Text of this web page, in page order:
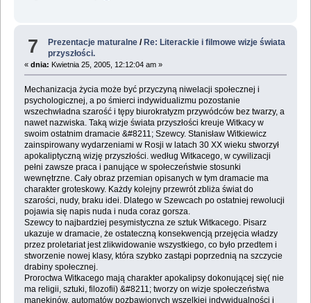
7 Prezentacje maturalne / Re: Literackie i filmowe wizje świata
przyszłości.
« dnia: Kwietnia 25, 2005, 12:12:04 am »
Mechanizacja życia może być przyczyną niwelacji społecznej i
psychologicznej, a po śmierci indywidualizmu pozostanie
wszechwładna szarość i tępy biurokratyzm przywódców bez twarzy, a
nawet nazwiska. Taką wizje świata przyszłości kreuje Witkacy w
swoim ostatnim dramacie &#8211; Szewcy. Stanisław Witkiewicz
zainspirowany wydarzeniami w Rosji w latach 30 XX wieku stworzył
apokaliptyczną wizję przyszłości. według Witkacego, w cywilizacji
pełni zawsze praca i panujące w społeczeństwie stosunki
wewnętrzne. Cały obraz przemian opisanych w tym dramacie ma
charakter groteskowy. Każdy kolejny przewrót zbliża świat do
szarości, nudy, braku idei. Dlatego w Szewcach po ostatniej rewolucji
pojawia się napis nuda i nuda coraz gorsza.
Szewcy to najbardziej pesymistyczna ze sztuk Witkacego. Pisarz
ukazuje w dramacie, że ostateczną konsekwencją przejęcia władzy
przez proletariat jest zlikwidowanie wszystkiego, co było przedtem i
stworzenie nowej klasy, która szybko zastąpi poprzednią na szczycie
drabiny społecznej.
Proroctwa Witkacego mają charakter apokalipsy dokonującej się( nie
ma religii, sztuki, filozofii) &#8211; tworzy on wizje społeczeństwa
manekinów, automatów pozbawionych wszelkiej indywidualności i